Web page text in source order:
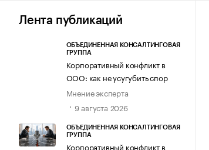
Технологии и медиа Рынок
Лента публикаций
ОБЪЕДИНЕННАЯ КОНСАЛТИНГОВАЯ
ГРУППА
Корпоративный конфликт в
ООО: как не усугубить спор
Мнение эксперта
9 августа 2026
ОБЪЕДИНЕННАЯ КОНСАЛТИНГОВАЯ
ГРУППА
Корпоративный конфликт в